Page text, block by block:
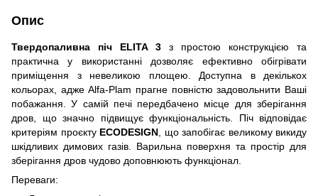
Опис
Твердопаливна піч ELITA 3 з простою конструкцією та
практична у використанні дозволяє ефективно обігрівати
приміщення з невеликою площею. Доступна в декількох
кольорах, адже Alfa-Plam прагне повністю задовольнити Ваші
побажання. У самій печі передбачено місце для зберігання
дров, що значно підвищує функціональність. Піч відповідає
критеріям проєкту ECODESIGN , що запобігає великому викиду
шкідливих димових газів. Варильна поверхня та простір для
зберігання дров чудово доповнюють функціонал.
Переваги: